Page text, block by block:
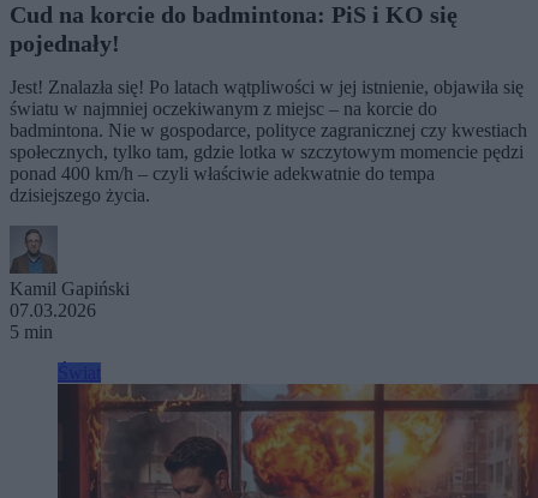
Cud na korcie do badmintona: PiS i KO się
pojednały!
Jest! Znalazła się! Po latach wątpliwości w jej istnienie, objawiła się
światu w najmniej oczekiwanym z miejsc – na korcie do
badmintona. Nie w gospodarce, polityce zagranicznej czy kwestiach
społecznych, tylko tam, gdzie lotka w szczytowym momencie pędzi
ponad 400 km/h – czyli właściwie adekwatnie do tempa
dzisiejszego życia.
Kamil Gapiński
07.03.2026
5 min